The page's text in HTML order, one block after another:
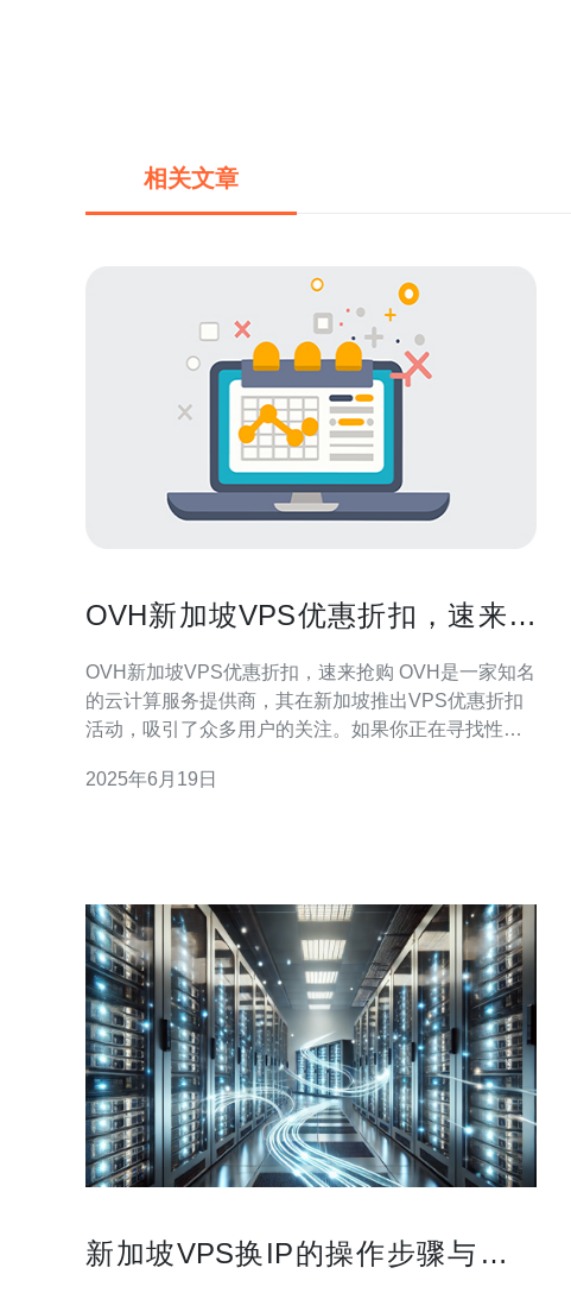
相关文章
OVH新加坡VPS优惠折扣，速来抢
OVH新加坡VPS优惠折扣，速来抢购 OVH是一家知名
的云计算服务提供商，其在新加坡推出VPS优惠折扣
活动，吸引了众多用户的关注。如果你正在寻找性价
错过！ OVH新加坡VPS优惠折扣包括多种套餐选择，
2025年6月19日
新加坡VPS换IP的操作步骤与注意